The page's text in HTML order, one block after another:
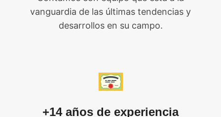
vanguardia de las últimas tendencias y
desarrollos en su campo.
+14 años de experiencia